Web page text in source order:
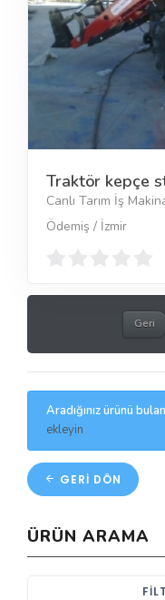
Traktör kepçe
Canlı Tarım İş
Ödemiş / İzmir
Geri
Aradığınız ürünü
ekleyin
GERI DÖN
ÜRÜN ARAMA